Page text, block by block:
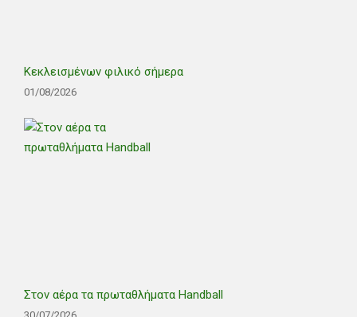
Κεκλεισμένων φιλικό σήμερα
01/08/2026
Στον αέρα τα πρωταθλήματα Handball